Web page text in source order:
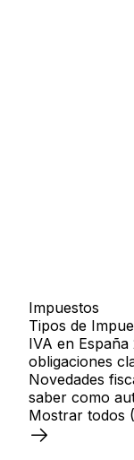
Impuestos
Tipos de
IVA en
obligaciones
Novedades
saber como
Mostrar todos